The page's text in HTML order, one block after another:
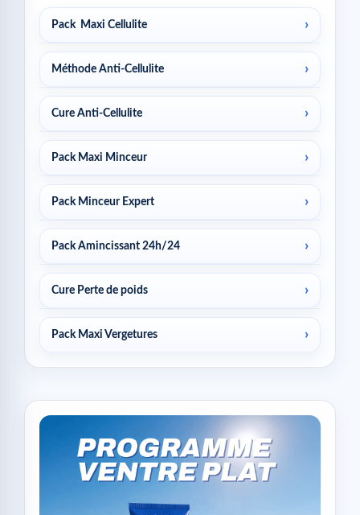
Pack Maxi Cellulite
Méthode Anti-Cellulite
Cure Anti-Cellulite
Pack Maxi Minceur
Pack Minceur Expert
Pack Amincissant 24h/24
Cure Perte de poids
Pack Maxi Vergetures